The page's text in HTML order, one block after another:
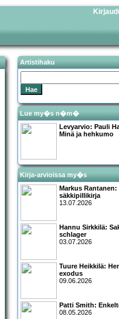
Artistihaku
Lue my�s n�m�
Levyarvio: Pauli
Minä ja hehkumo
Kirja-arvioissa my�s
Markus Rantanen:
säkkipillikirja
13.07.2026
Hannu Sirkkilä:
schlager
03.07.2026
Tuure Heikkilä:
exodus
09.06.2026
Patti Smith:
08.05.2026